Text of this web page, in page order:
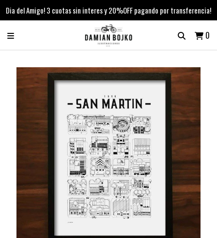
Dia del Amigo! 3 cuotas sin interes y 20%OFF pagando por transferencia!
0